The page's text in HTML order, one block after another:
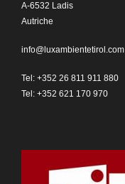
A-6532 Ladis
Autriche
info@luxambientetirol.com
Tel: +352 26 811 911 880
Tel: +352 621 170 970